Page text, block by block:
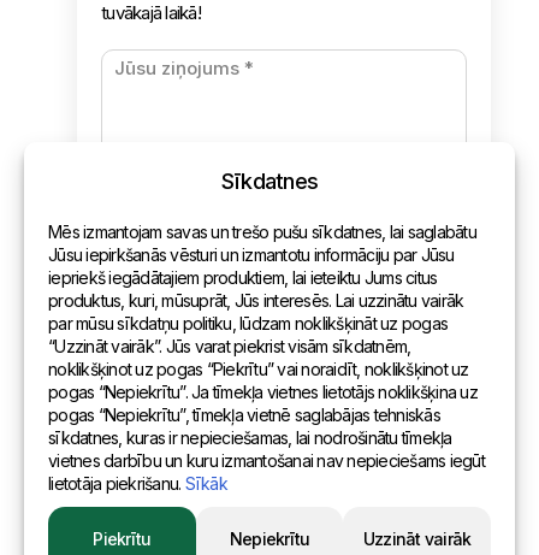
tuvākajā laikā!
Apmaksa un piegāde
Kontakti
Vispārēja informācija
Pārstāvniecības pasaulē
Adrese
Andreja Pumpura iela 104B, Daugavpils, Latvija, LV-5404
© 2015 Eurositex Latvija
Izstrādāts Esteriol studijā
Sīkdatnes
Mēs izmantojam savas un trešo pušu sīkdatnes, lai saglabātu
Jūsu iepirkšanās vēsturi un izmantotu informāciju par Jūsu
iepriekš iegādātajiem produktiem, lai ieteiktu Jums citus
produktus, kuri, mūsuprāt, Jūs interesēs. Lai uzzinātu vairāk
par mūsu sīkdatņu politiku, lūdzam noklikšķināt uz pogas
“Uzzināt vairāk”. Jūs varat piekrist visām sīkdatnēm,
noklikšķinot uz pogas “Piekrītu” vai noraidīt, noklikšķinot uz
pogas “Nepiekrītu”. Ja tīmekļa vietnes lietotājs noklikšķina uz
pogas “Nepiekrītu”, tīmekļa vietnē saglabājas tehniskās
sīkdatnes, kuras ir nepieciešamas, lai nodrošinātu tīmekļa
vietnes darbību un kuru izmantošanai nav nepieciešams iegūt
lietotāja piekrišanu. Sīkāk
Piekrītu Nepiekrītu Uzzināt vairāk